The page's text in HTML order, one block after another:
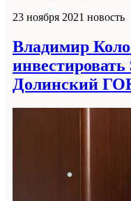
23 ноября 2021 новость
Владимир
Долинский